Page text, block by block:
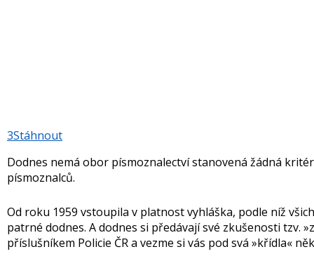
3Stáhnout
Dodnes nemá obor písmoznalectví stanovená žádná
písmoznalců.
Od roku 1959 vstoupila v platnost vyhláška, podle níž
patrné dodnes. A dodnes si předávají své zkušenosti tzv.
příslušníkem Policie ČR a vezme si vás pod svá »křídla«